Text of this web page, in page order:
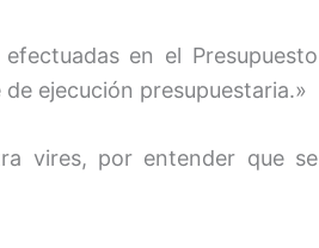
en el Presupuesto
ejecución presupuestaria.»
vires, por entender que se